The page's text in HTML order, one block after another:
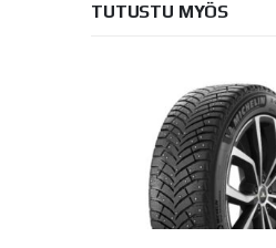
TUTUSTU MYÖS